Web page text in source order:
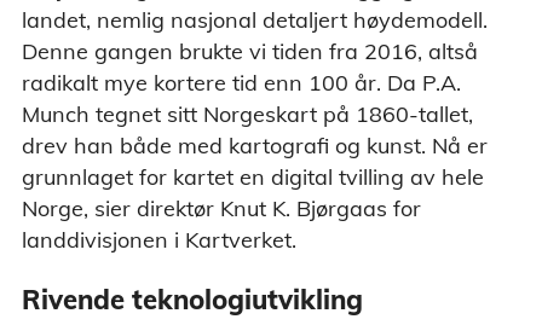
landet, nemlig nasjonal detaljert høydemodell.
Denne gangen brukte vi tiden fra 2016, altså
radikalt mye kortere tid enn 100 år. Da P.A.
Munch tegnet sitt Norgeskart på 1860-tallet,
drev han både med kartografi og kunst. Nå er
grunnlaget for kartet en digital tvilling av hele
Norge, sier direktør Knut K. Bjørgaas for
landdivisjonen i Kartverket.
Rivende teknologiutvikling